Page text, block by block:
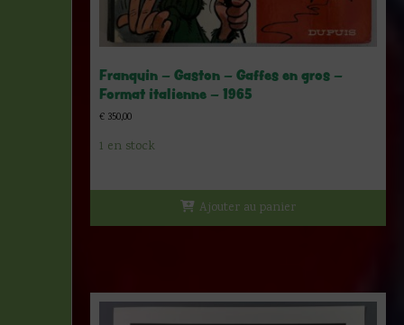
Franquin – Gaston – Gaffes en gros –
Format italienne – 1965
€ 350,00
1 en stock
Ajouter au panier